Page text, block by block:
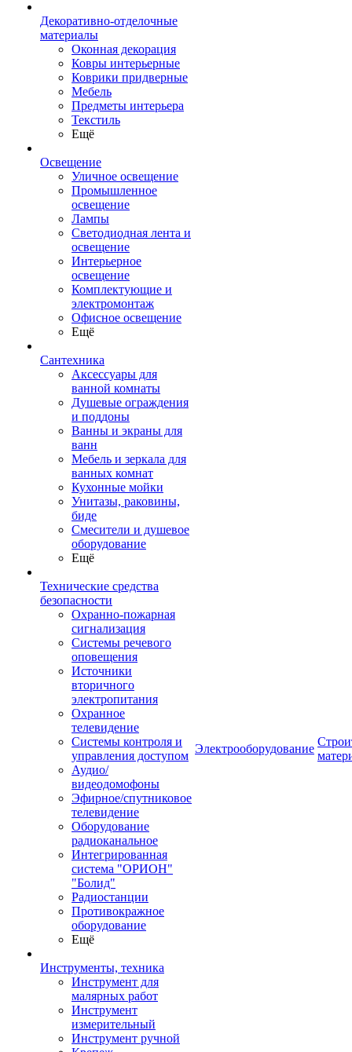
Декоративно-отделочные
материалы
Оконная декорация
Ковры интерьерные
Коврики придверные
Мебель
Предметы интерьера
Текстиль
Ещё
Освещение
Уличное освещение
Промышленное
освещение
Лампы
Светодиодная лента и
освещение
Интерьерное
освещение
Комплектующие и
электромонтаж
Офисное освещение
Ещё
Сантехника
Аксессуары для
ванной комнаты
Душевые ограждения
и поддоны
Ванны и экраны для
ванн
Мебель и зеркала для
ванных комнат
Кухонные мойки
Унитазы, раковины,
биде
Смесители и душевое
оборудование
Ещё
Технические средства
безопасности
Охранно-пожарная
сигнализация
Системы речевого
оповещения
Источники
вторичного
электропитания
Охранное
телевидение
Системы контроля и
управления доступом
Аудио/
видеодомофоны
Эфирное/спутниковое
телевидение
Оборудование
радиоканальное
Интегрированная
система "ОРИОН"
"Болид"
Радиостанции
Противокражное
оборудование
Ещё
Инструменты, техника
Инструмент для
малярных работ
Инструмент
измерительный
Инструмент ручной
Электрооборудование